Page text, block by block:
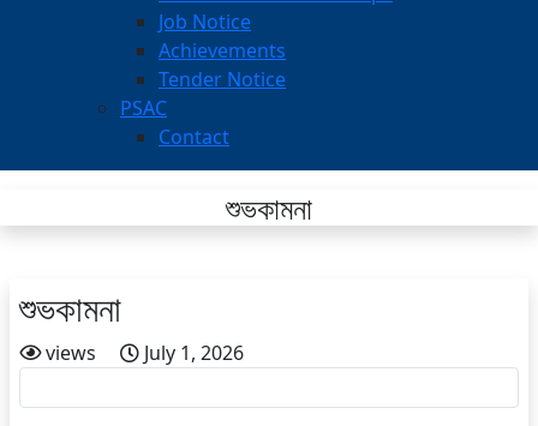
Job Notice
Achievements
Tender Notice
PSAC
Contact
শুভকামনা
শুভকামনা
views July 1, 2026